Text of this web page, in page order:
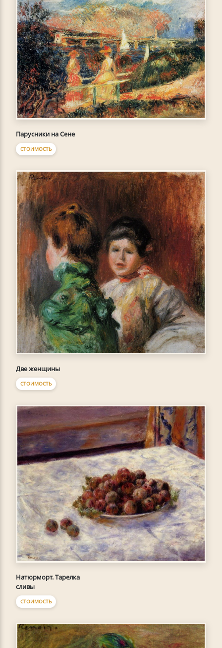
Парусники на Сене
СТОИМОСТЬ
Две женщины
СТОИМОСТЬ
Натюрморт. Тарелка
сливы
СТОИМОСТЬ